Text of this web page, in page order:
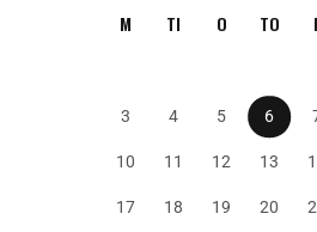
M TI O TO
3 4 5 6
10 11 12 13
17 18 19 20